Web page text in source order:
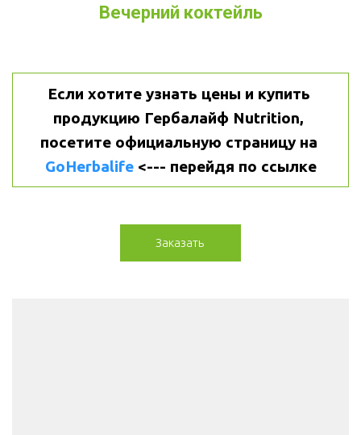
Вечерний коктейль
Если хотите узнать цены и купить
продукцию Гербалайф Nutrition,
GoHerbalife <--- перейдя по ссылке
Заказать